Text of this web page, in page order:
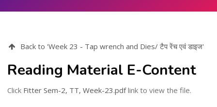
Back to 'Week 23 - Tap wrench and Dies/ टैप रेंच एवं डाइज'
Reading Material E-Content
Click Fitter Sem-2, TT, Week-23.pdflink to view the file.